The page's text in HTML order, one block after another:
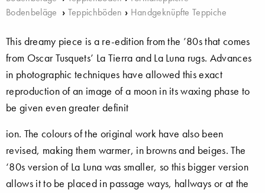
Bodenbeläge › Teppichböden › Handgeknüpfte Teppiche
This dreamy piece is a re-edition from the ’80s that comes
from Oscar Tusquets’ La Tierra and La Luna rugs. Advances
in photographic techniques have allowed this exact
reproduction of an image of a moon in its waxing phase to
be given even greater definit
ion. The colours of the original work have also been
revised, making them warmer, in browns and beiges. The
‘80s version of La Luna was smaller, so this bigger version
allows it to be placed in passage ways, hallways or at the